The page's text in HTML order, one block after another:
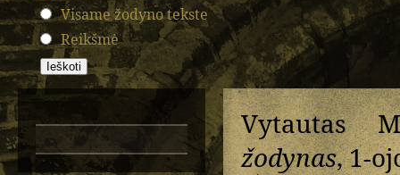
Visame žodyno tekste
Reikšmė
Vytautas
žodynas, 1-